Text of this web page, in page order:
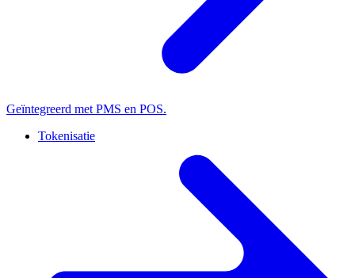
Geïntegreerd met PMS en POS.
Tokenisatie